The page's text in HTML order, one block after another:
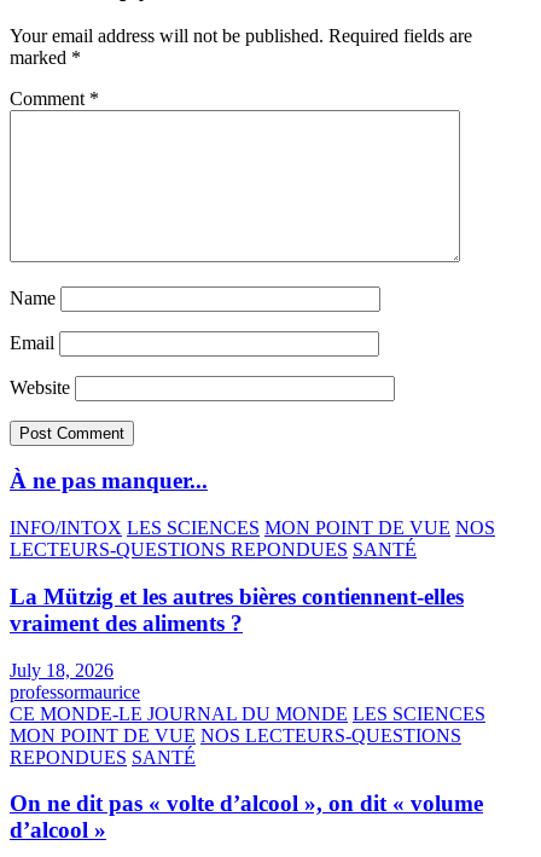
Your email address will not be published. Required fields are
marked *
Comment *
Name
Email
Website
À ne pas manquer...
INFO/INTOX LES SCIENCES MON POINT DE VUE NOS
LECTEURS-QUESTIONS REPONDUES SANTÉ
La Mützig et les autres bières contiennent-elles
vraiment des aliments ?
July 18, 2026
professormaurice
CE MONDE-LE JOURNAL DU MONDE LES SCIENCES
MON POINT DE VUE NOS LECTEURS-QUESTIONS
REPONDUES SANTÉ
On ne dit pas « volte d’alcool », on dit « volume
d’alcool »